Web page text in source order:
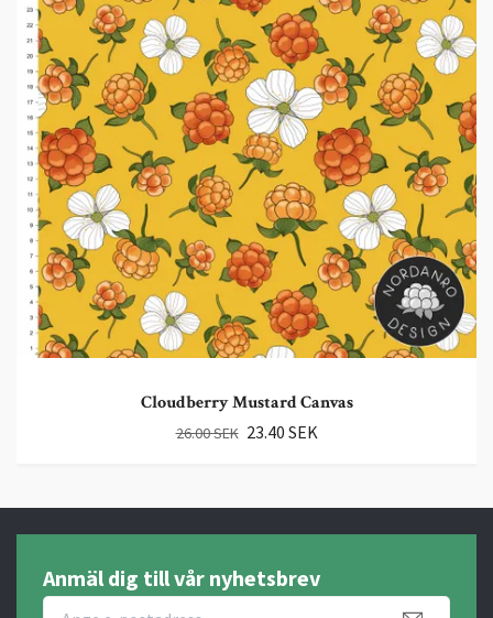
Cloudberry Mustard Canvas
26.00 SEK 23.40 SEK
Anmäl dig till vår nyhetsbrev